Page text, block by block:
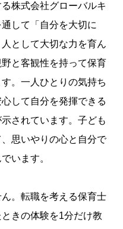
株式会社グローバルキ
して「自分を大切に
として大切な力を育ん
と客観性を持って保育
。一人ひとりの気持ち
して自分を発揮できる
されています。子ども
思いやりの心と自分で
います。
。転職を考える保育士
きの体験を1分だけ教